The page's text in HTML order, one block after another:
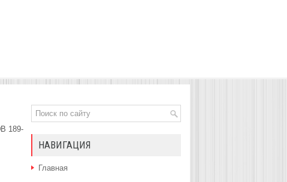
189-
НАВИГАЦИЯ
Главная